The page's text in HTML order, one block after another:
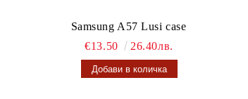
Samsung A57 Lusi case
€13.50
26.40лв.